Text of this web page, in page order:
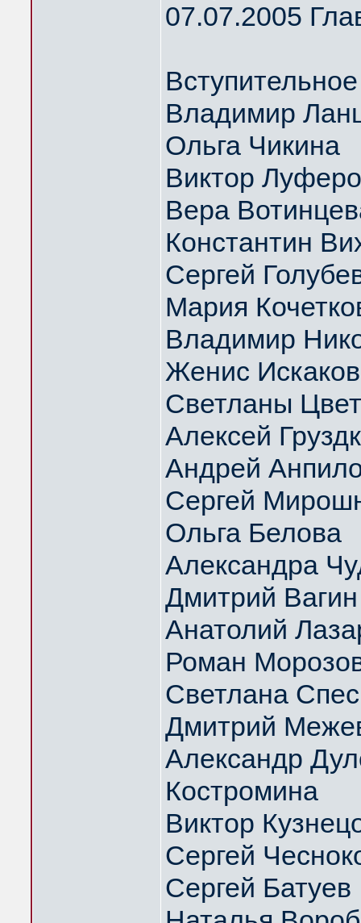
07.07.2005
Владимир
Ольга Чикина
Виктор
Вера
Константин
Сергей
Мария
Владимир
Женис
Светланы
Алексей
Андрей
Сергей
Ольга Белова
Александра
Дмитрий
Анатолий
Роман
Светлана
Дмитрий
Александр
Костромина
Виктор
Сергей
Сергей Батуев